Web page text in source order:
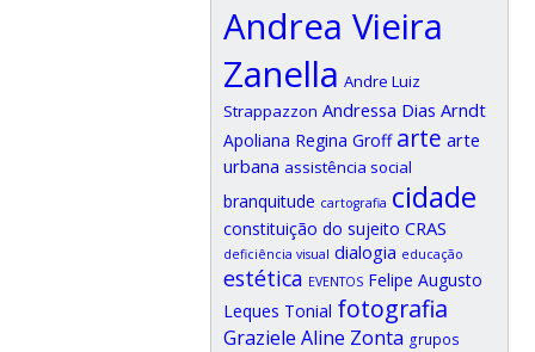
Andrea Vieira
Zanella Andre Luiz
Strappazzon Andressa Dias Arndt
Apoliana Regina Groff arte arte
urbana assistência social
branquitude cartografia cidade
constituição do sujeito CRAS
deficiência visual dialogia educação
estética EVENTOS Felipe Augusto
Leques Tonial fotografia
Graziele Aline Zonta grupos